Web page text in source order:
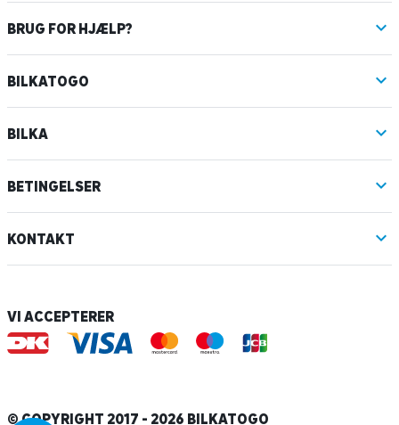
BRUG FOR HJÆLP?
BILKATOGO
BILKA
BETINGELSER
KONTAKT
VI ACCEPTERER
© COPYRIGHT 2017 - 2026 BILKATOGO